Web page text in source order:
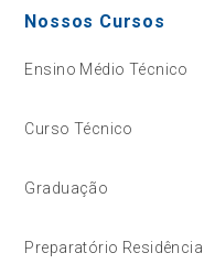
Nossos Cursos
Ensino Médio Técnico
Curso Técnico
Graduação
Preparatório Residência